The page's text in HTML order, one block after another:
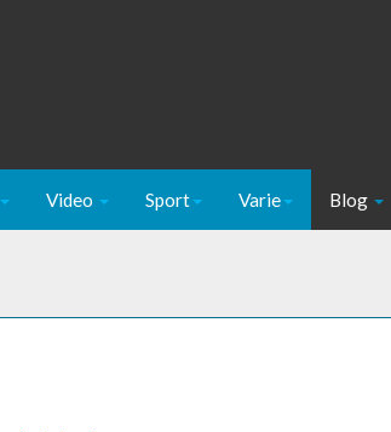
Video Sport Varie Blog